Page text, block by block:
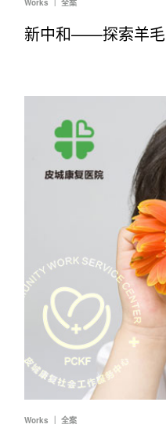
新中和——探索羊毛
Works ｜ 全案